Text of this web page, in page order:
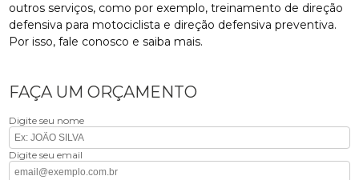
outros serviços, como por exemplo, treinamento de direção
defensiva para motociclista e direção defensiva preventiva.
Por isso, fale conosco e saiba mais.
FAÇA UM ORÇAMENTO
Digite seu nome
Digite seu email